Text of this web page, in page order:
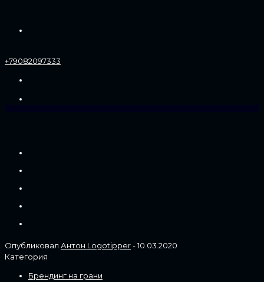
+79082097333
Опубликовал Антон Logotipper-10.03.2020
Категория
Брендинг на грани